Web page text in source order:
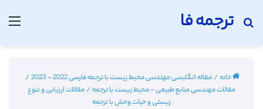
ترجمه فا
جستجو برای
خانه/مقاله انگلیسی مهندسی محیط زیست با ترجمه فارسی 2022 - 2023
/
مقالات مهندسی منابع طبیعی - محیط زیست با ترجمه/مقالات ارزیابی و تنوع
زیستی و حیات وحش با ترجمه